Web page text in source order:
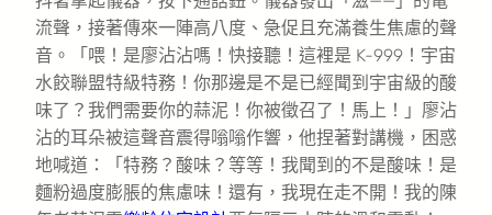
流聲，接著傳來一陣高八度、急促且充滿養生焦慮的聲
音。「喂！是廖沾沾嗎！快接聽！這裡是 K-999！宇宙
水餃聯盟特級特務！你那邊是不是已經聞到宇宙級的酸
味了？我們需要你的蒜泥！你被徵召了！馬上！」廖沾
沾的耳朵被這聲音震得嗡嗡作響，他捏著對講機，困惑
地喊道：「特務？酸味？等等！我聞到的不是酸味！是
麵粉過度膨脹的焦慮味！還有，我現在走不開！我的陳